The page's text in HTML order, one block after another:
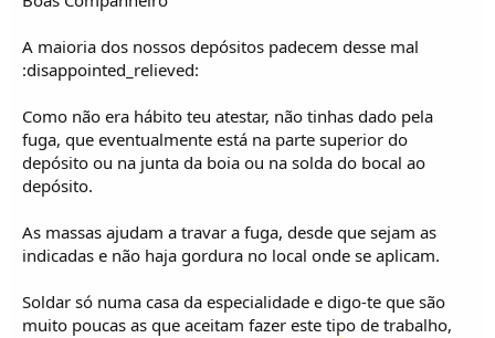
A maioria dos nossos depósitos padecem desse mal
:disappointed_relieved:
Como não era hábito teu atestar, não tinhas dado pela
fuga, que eventualmente está na parte superior do
depósito ou na junta da boia ou na solda do bocal ao
depósito.
As massas ajudam a travar a fuga, desde que sejam as
indicadas e não haja gordura no local onde se aplicam.
Soldar só numa casa da especialidade e digo-te que são
muito poucas as que aceitam fazer este tipo de trabalho,